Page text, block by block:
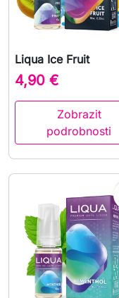
Liqua Ice Fruit
4,90 €
Zobrazit
podrobnosti